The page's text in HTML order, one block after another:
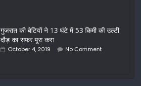
गुजरात की बेटियों ने 13 घंटे में 53 किमी की उल्टी
दौड़ का सफर पूरा करा
October 4, 2019 No Comment